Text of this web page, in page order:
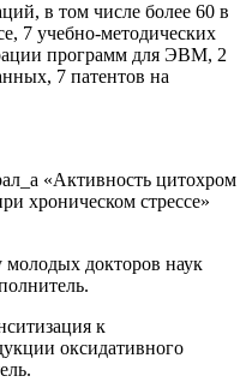
в том числе более 60 в
7 учебно-методических
программ для ЭВМ, 2
7 патентов на
«Активность цитохром
хроническом стрессе»
докторов наук
к
оксидативного